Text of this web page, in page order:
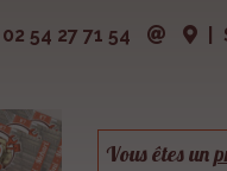
02 54 27 71 54
Vous êtes un